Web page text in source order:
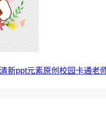
新ppt元素原创校园卡通老